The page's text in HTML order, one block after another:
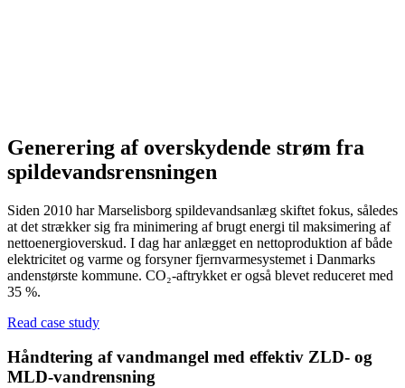
Generering af overskydende strøm fra
spildevandsrensningen
Siden 2010 har Marselisborg spildevandsanlæg skiftet fokus, således
at det strækker sig fra minimering af brugt energi til maksimering af
nettoenergioverskud. I dag har anlægget en nettoproduktion af både
elektricitet og varme og forsyner fjernvarmesystemet i Danmarks
andenstørste kommune. CO₂-aftrykket er også blevet reduceret med
35 %.
Read case study
Håndtering af vandmangel med effektiv ZLD- og
MLD-vandrensning